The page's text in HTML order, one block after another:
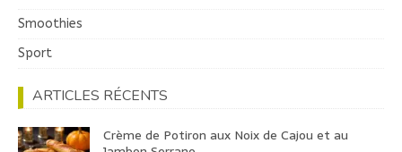
Smoothies
Sport
ARTICLES RÉCENTS
Crème de Potiron aux Noix de Cajou et au